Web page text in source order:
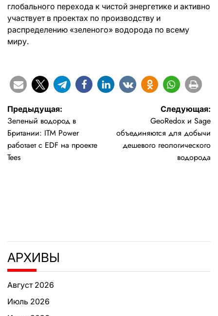
глобального перехода к чистой энергетике и активно
участвует в проектах по производству и
распределению «зеленого» водорода по всему
миру.
Навигация
по
записям
Предыдущая:
Зеленый водород в
Британии: ITM Power
работает с EDF на проекте
Tees
Следующая:
GeoRedox и Sage
объединяются для добычи
дешевого геологического
водорода
АРХИВЫ
Август 2026
Июль 2026